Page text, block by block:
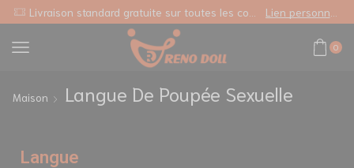
0
Maison Langue De Poupée Sexuelle
Langue